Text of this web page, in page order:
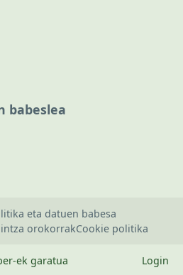
babeslea
eta datuen babesa
orokorrakCookie politika
ek garatua Login